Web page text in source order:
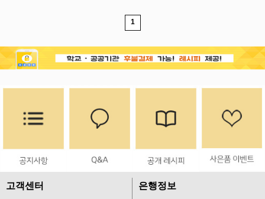
1
고객센터
은행정보